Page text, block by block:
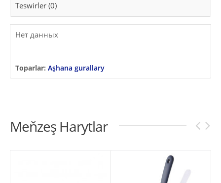
Teswirler (0)
Нет данных
Toparlar: Aşhana gurallary
Meňzeş Harytlar